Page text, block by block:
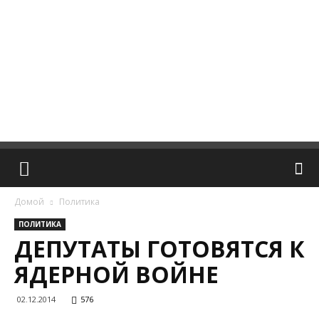
Домой Политика
ПОЛИТИКА
ДЕПУТАТЫ ГОТОВЯТСЯ К
ЯДЕРНОЙ ВОЙНЕ
02.12.2014 576